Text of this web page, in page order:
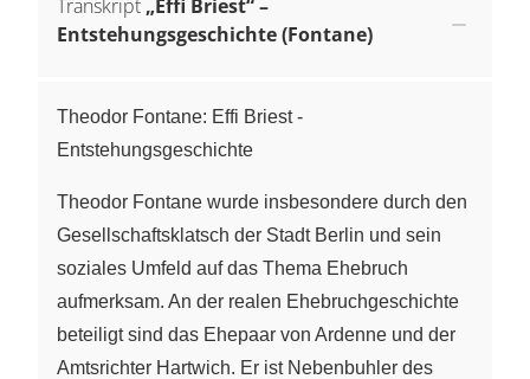
Transkript „Effi Briest“ –
Entstehungsgeschichte (Fontane)
Theodor Fontane: Effi Briest -
Entstehungsgeschichte
Theodor Fontane wurde insbesondere durch den
Gesellschaftsklatsch der Stadt Berlin und sein
soziales Umfeld auf das Thema Ehebruch
aufmerksam. An der realen Ehebruchgeschichte
beteiligt sind das Ehepaar von Ardenne und der
Amtsrichter Hartwich. Er ist Nebenbuhler des